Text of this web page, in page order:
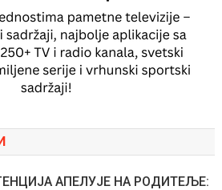
АПЕЛУЈЕ НА РОДИТЕЉЕ: